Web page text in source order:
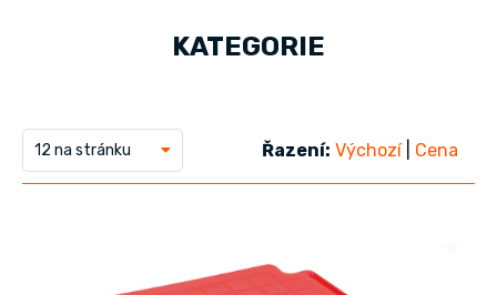
KATEGORIE
12 na stránku Řazení: Výchozí| Cena